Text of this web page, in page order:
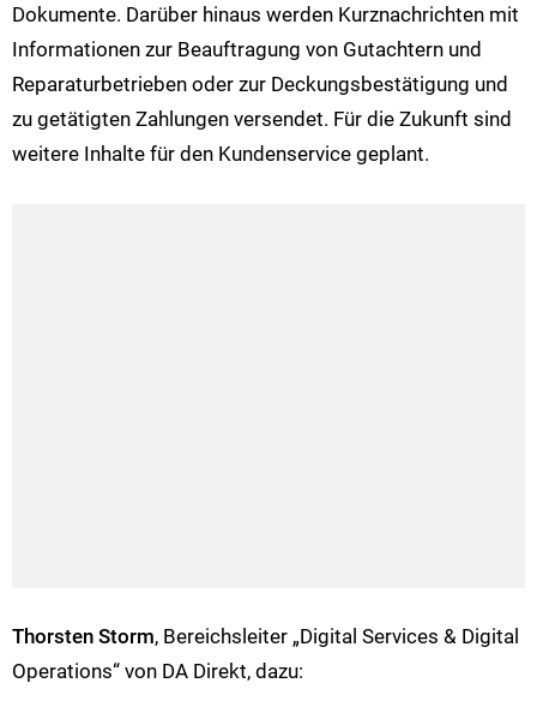
Dokumente. Darüber hinaus werden Kurznachrichten mit
Informationen zur Beauftragung von Gutachtern und
Reparaturbetrieben oder zur Deckungsbestätigung und
zu getätigten Zahlungen versendet. Für die Zukunft sind
weitere Inhalte für den Kundenservice geplant.
Thorsten Storm, Bereichsleiter „Digital Services & Digital
Operations“ von DA Direkt, dazu: